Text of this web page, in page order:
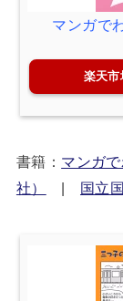
マンガで
楽天市
書籍： マンガ
社）
| 国立